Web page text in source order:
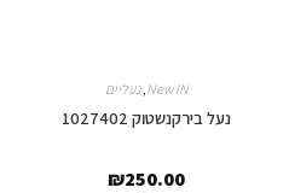
New IN
,נעליים
נעל בירקנשטוק 1027402
₪250.00